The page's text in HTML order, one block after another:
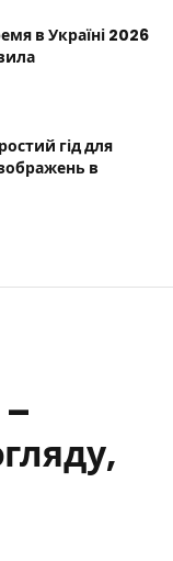
в Україні 2026
гід для
в